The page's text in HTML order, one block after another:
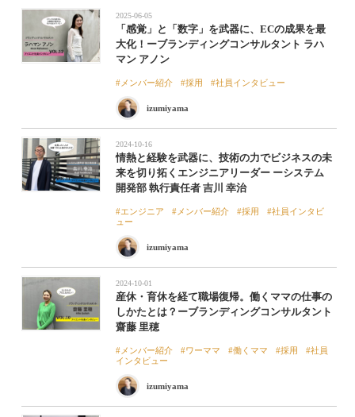
2025-06-05
「感覚」と「数字」を武器に、ECの成果を最
大化！ーブランディングコンサルタント ラハ
マン アノン
メンバー紹介 採用 社員インタビュー
izumiyama
2024-10-16
情熱と経験を武器に、技術の力でビジネスの未
来を切り拓くエンジニアリーダー ーシステム
開発部 執行責任者 吉川 幸治
エンジニア メンバー紹介 採用
社員インタビ
ュー
izumiyama
2024-10-01
産休・育休を経て職場復帰。働くママの仕事の
しかたとは？ーブランディングコンサルタント
齋藤 里穂
メンバー紹介 ワーママ 働くママ 採用
社員
インタビュー
izumiyama